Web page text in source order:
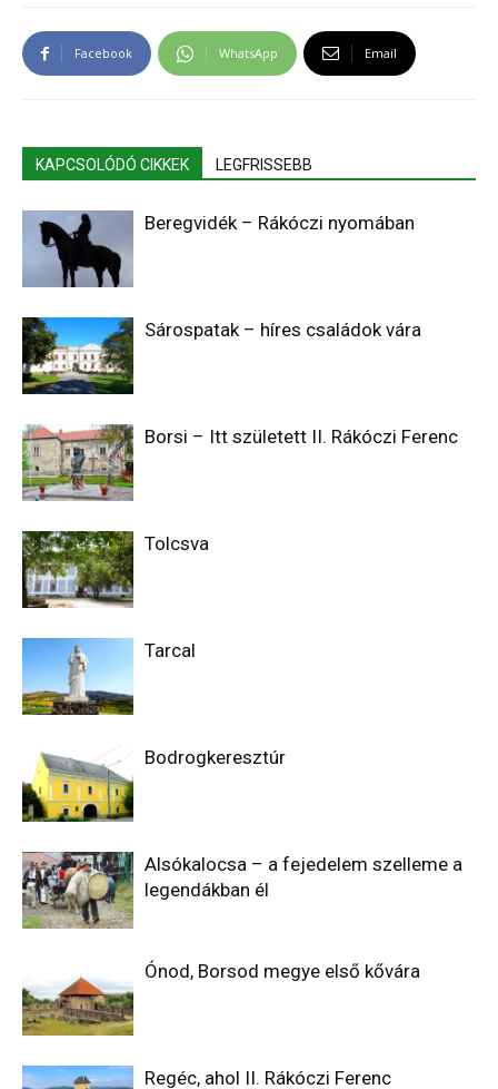
Facebook WhatsApp Email
KAPCSOLÓDÓ CIKKEK LEGFRISSEBB
Beregvidék – Rákóczi nyomában
Sárospatak – híres családok vára
Borsi – Itt született II. Rákóczi Ferenc
Tolcsva
Tarcal
Bodrogkeresztúr
Alsókalocsa – a fejedelem szelleme a
legendákban él
Ónod, Borsod megye első kővára
Regéc, ahol II. Rákóczi Ferenc